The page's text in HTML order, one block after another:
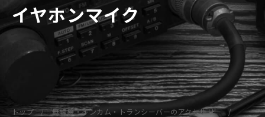
イヤホンマイク
トップ
無線機・インカム・トランシーバーのアクセサリー